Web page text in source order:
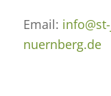
Email:
nuernberg.de